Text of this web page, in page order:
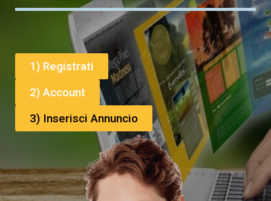
1) Registrati
2) Account
3) Inserisci Annuncio